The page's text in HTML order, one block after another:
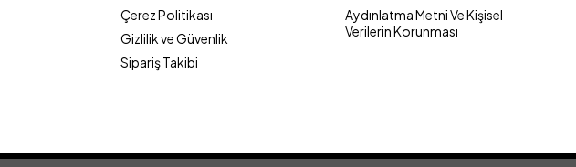
Çerez Politikası
Gizlilik ve Güvenlik
Sipariş Takibi
Aydınlatma Metni Ve Kişisel
Verilerin Korunması